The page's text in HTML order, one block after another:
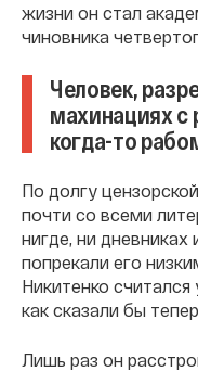
жизни он стал
чиновника
Человек,
махинациях с
когда-то
По долгу
почти со всеми
нигде, ни дневниках
попрекали его
Никитенко
как сказали бы
Лишь раз он